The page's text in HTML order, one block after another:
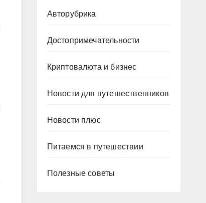
Авторубрика
Достопримечательности
Криптовалюта и бизнес
Новости для путешественников
Новости плюс
Питаемся в путешествии
Полезные советы